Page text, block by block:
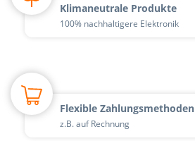
Klimaneutrale Produkte
100% nachhaltigere Elektronik
Flexible Zahlungsmethoden
z.B. auf Rechnung